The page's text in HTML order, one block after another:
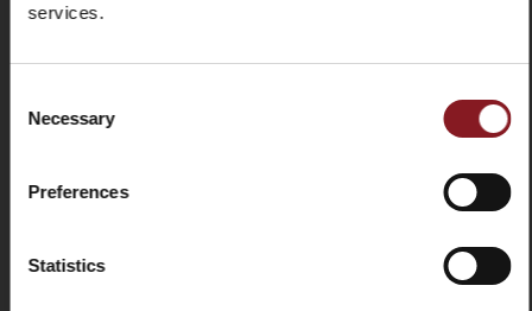
services.
Selection
Necessary
Preferences
Statistics
MANUAL
und erhalten Sie sofort einen Rabattcode von
Bleiben Sie über die neuesten Nachrichten und
Mail